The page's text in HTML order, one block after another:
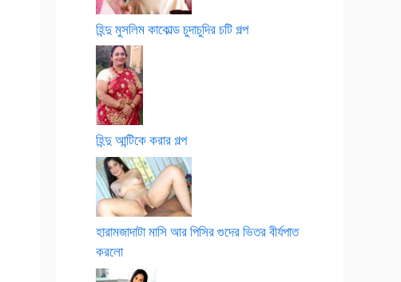
হিন্দু মুসলিম কাকোল্ড চুদাচুদির চটি গল্প
হিন্দু আন্টিকে করার গল্প
হারামজাদাটা মাসি আর পিসির গুদের ভিতর বীর্যপাত
করলো